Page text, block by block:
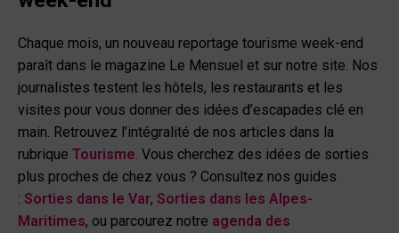
Chaque mois, un nouveau reportage tourisme week-end
paraît dans le magazine Le Mensuel et sur notre site. Nos
journalistes testent les hôtels, les restaurants et les
visites pour vous donner des idées d’escapades clé en
main. Retrouvez l’intégralité de nos articles dans la
rubrique Tourisme . Vous cherchez des idées de sorties
plus proches de chez vous ? Consultez nos guides
: Sorties dans le Var, Sorties dans les Alpes-
Maritimes, ou parcourez notre agenda des